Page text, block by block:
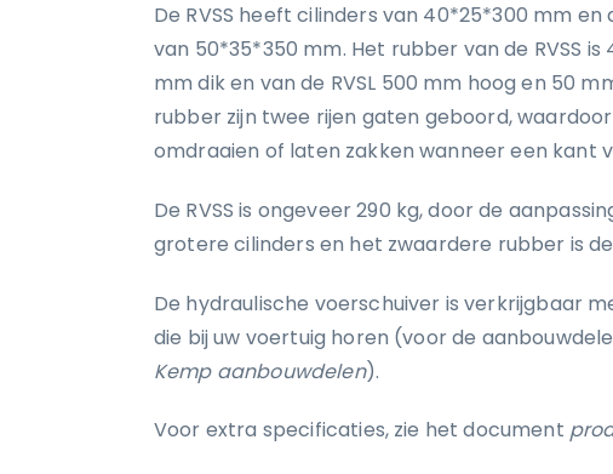
De RVSS heeft cilinders van 40*25*300 mm en
van 50*35*350 mm. Het rubber van de RVSS
mm dik en van de RVSL 500 mm hoog en 50
rubber zijn twee rijen gaten geboord,
omdraaien of laten zakken wanneer een kant
De RVSS is ongeveer 290 kg, door de
grotere cilinders en het zwaardere rubber is de
De hydraulische voerschuiver is verkrijgbaar
die bij uw voertuig horen (voor de
Kemp aanbouwdelen).
Voor extra specificaties, zie het document